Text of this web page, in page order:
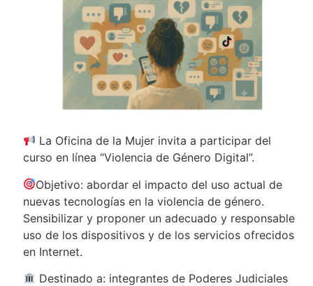
La Oficina de la Mujer invita a participar del
curso en línea “Violencia de Género Digital”.
Objetivo: abordar el impacto del uso actual de
nuevas tecnologías en la violencia de género.
Sensibilizar y proponer un adecuado y responsable
uso de los dispositivos y de los servicios ofrecidos
en Internet.
Destinado a: integrantes de Poderes Judiciales